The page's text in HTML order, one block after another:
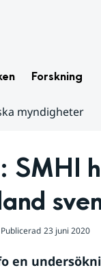
Forskning
myndigheter
SMHI
Publicerad 23 juni 2020
en